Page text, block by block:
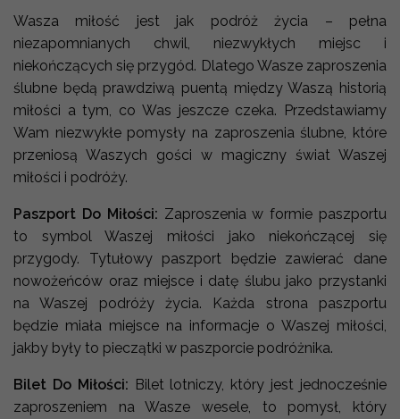
Wasza miłość jest jak podróż życia – pełna
niezapomnianych chwil, niezwykłych miejsc i
niekończących się przygód. Dlatego Wasze zaproszenia
ślubne będą prawdziwą puentą między Waszą historią
miłości a tym, co Was jeszcze czeka. Przedstawiamy
Wam niezwykłe pomysły na zaproszenia ślubne, które
przeniosą Waszych gości w magiczny świat Waszej
miłości i podróży.
Paszport Do Miłości: Zaproszenia w formie paszportu
to symbol Waszej miłości jako niekończącej się
przygody. Tytułowy paszport będzie zawierać dane
nowożeńców oraz miejsce i datę ślubu jako przystanki
na Waszej podróży życia. Każda strona paszportu
będzie miała miejsce na informacje o Waszej miłości,
jakby były to pieczątki w paszporcie podróżnika.
Bilet Do Miłości: Bilet lotniczy, który jest jednocześnie
zaproszeniem na Wasze wesele, to pomysł, który